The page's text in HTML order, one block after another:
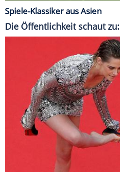
Spiele-Klassiker aus Asien
Die Öffentlichkeit schaut zu: